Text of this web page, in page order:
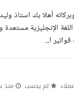
أهلا بك استاذ
الإنجليزية مستعدة
ا...
لم يحسب منذ